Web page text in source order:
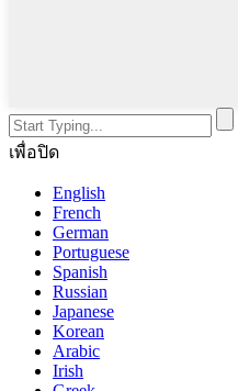
เพื่อปิด
English
French
German
Portuguese
Spanish
Russian
Japanese
Korean
Arabic
Irish